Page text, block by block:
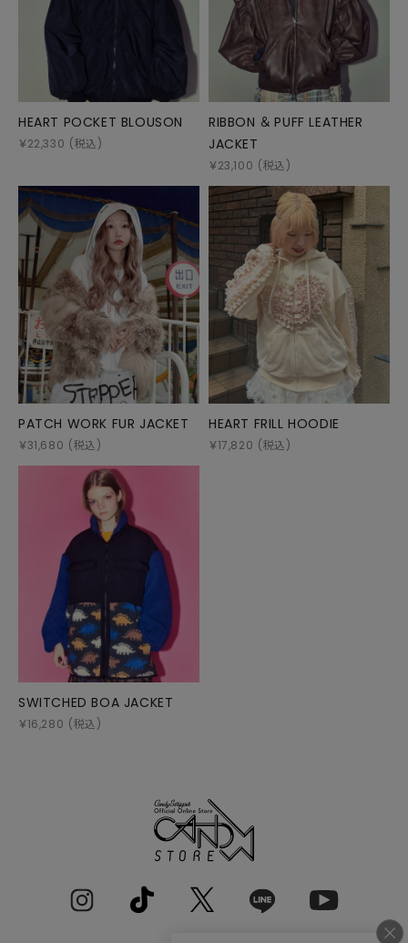
HEART POCKET BLOUSON
￥22,330 (税込)
RIBBON ＆ PUFF LEATHER
JACKET
￥23,100 (税込)
PATCH WORK FUR JACKET
￥31,680 (税込)
HEART FRILL HOODIE
￥17,820 (税込)
SWITCHED BOA JACKET
￥16,280 (税込)